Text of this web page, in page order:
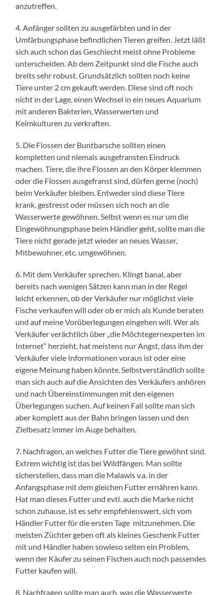
anzutreffen.
4. Anfänger sollten zu ausgefärbten und in der
Umfärbungsphase befindlichen Tieren greifen. Jetzt läßt
sich auch schon das Geschlecht meist ohne Probleme
unterscheiden. Ab dem Zeitpunkt sind die Fische auch
breits sehr robust. Grundsätzlich sollten noch keine
Tiere unter 2 cm gekauft werden. Diese sind oft noch
nicht in der Lage, einen Wechsel in ein neues Aquarium
mit anderen Bakterien, Wasserwerten und
Keimkulturen zu verkraften.
5. Die Flossen der Buntbarsche sollten einen
kompletten und niemals ausgefransten Eindruck
machen. Tiere, die ihre Flossen an den Körper klemmen
oder die Flossen ausgefranst sind, dürfen gerne (noch)
beim Verkäufer bleiben. Entweder sind diese Tiere
krank, gestresst oder müssen sich noch an die
Wasserwerte gewöhnen. Selbst wenn es nur um die
Eingewöhnungsphase beim Händler geht, sollte man die
Tiere nicht gerade jetzt wieder an neues Wasser,
Mitbewohner, etc. umgewöhnen.
6. Mit dem Verkäufer sprechen. Klingt banal, aber
bereits nach wenigen Sätzen kann man in der Regel
leicht erkennen, ob der Verkäufer nur möglichst viele
Fische verkaufen will oder ob er mich als Kunde beraten
und auf meine Vorüberlegungen eingehen will. Wer als
Verkäufer verächtlich über „die Möchtegernexperten im
Internet“ herzieht, hat meistens nur Angst, dass ihm der
Verkäufer viele Informationen voraus ist oder eine
eigene Meinung haben könnte. Selbstverständlich sollte
man sich auch auf die Ansichten des Verkäufers anhören
und nach Übereinstimmungen mit den eigenen
Überlegungen suchen. Auf keinen Fall sollte man sich
aber komplett aus der Bahn bringen lassen und den
Zielbesatz immer im Auge behalten.
7. Nachfragen, an welches Futter die Tiere gewöhnt sind.
Extrem wichtig ist das bei Wildfängen. Man sollte
sicherstellen, dass man die Malawis v.a. in der
Anfangsphase mit dem gleichen Futter ernähren kann.
Hat man dieses Futter und evtl. auch die Marke nicht
schon zuhause, ist es sehr empfehlenswert, sich vom
Händler Futter für die ersten Tage mitzunehmen. Die
meisten Züchter geben oft als kleines Geschenk Futter
mit und Händler haben sowieso selten ein Problem,
wenn der Käufer zu seinen Fischen auch noch passendes
Futter kaufen will.
8. Nachfragen sollte man auch, was die Wasserwerte